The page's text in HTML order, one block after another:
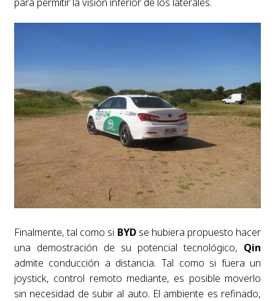
Finalmente, tal como si BYD se hubiera propuesto hacer
una demostración de su potencial tecnológico, Qin
admite conducción a distancia. Tal como si fuera un
joystick, control remoto mediante, es posible moverlo
sin necesidad de subir al auto. El ambiente es refinado,